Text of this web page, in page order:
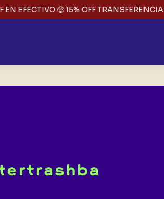
EFECTIVO 🤑 15% OFF TRANSFERENCIA 💸